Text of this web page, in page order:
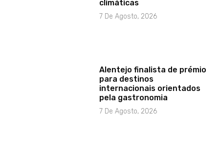
climáticas
7 De Agosto, 2026
Alentejo finalista de prémio
para destinos
internacionais orientados
pela gastronomia
7 De Agosto, 2026